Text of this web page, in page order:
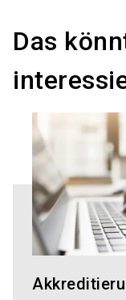
Das